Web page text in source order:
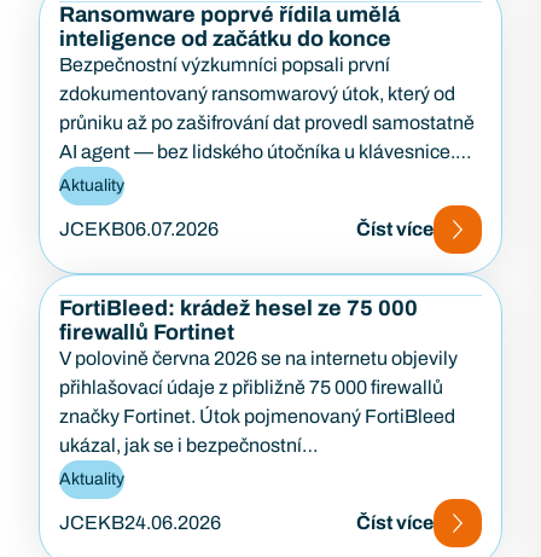
Ransomware poprvé řídila umělá
inteligence od začátku do konce
Bezpečnostní výzkumníci popsali první
zdokumentovaný ransomwarový útok, který od
průniku až po zašifrování dat provedl samostatně
AI agent — bez lidského útočníka u klávesnice.
Případ…
Aktuality
JCEKB06.07.2026 Číst více
FortiBleed: krádež hesel ze 75 000
firewallů Fortinet
V polovině června 2026 se na internetu objevily
přihlašovací údaje z přibližně 75 000 firewallů
značky Fortinet. Útok pojmenovaný FortiBleed
ukázal, jak se i bezpečnostní…
Aktuality
JCEKB24.06.2026 Číst více